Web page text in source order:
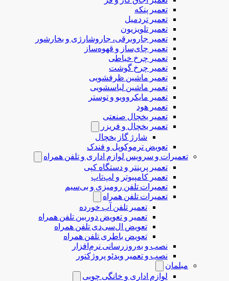
تعمیر پنکه
تعمیر تردمیل
تعمیر تلویزیون
تعمیر جاروبرقی، جاروشارژی و بخارشور
تعمیر چای‌ساز و قهوه‌ساز
تعمیر چرخ خیاطی
تعمیر چرخ گوشت
تعمیر ماشین ظرفشویی
تعمیر ماشین لباسشویی
تعمیر مایکروویو و توستر
تعمیر هود
تعمیر یخچال صنعتی
تعمیر یخچال و فریزر
شارژ گاز یخچال
تعویض ترموکوپل و فندک
تعمیرات و سرویس لوازم اداری و تلفن همراه
تعمیر پرینتر و دستگاه کپی
تعمیر کامپیوتر و لپ‌تاپ
تعمیرات تلفن رومیزی و بی‌سیم
تعمیرات تلفن همراه
تعمیر تلفن آب خورده
تعمیر و تعویض دوربین تلفن همراه
تعویض ال‌سی‌دی تلفن همراه
تعویض باطری تلفن همراه
نصب و به‌روزرسانی نرم‌افزار
نصب و تعمیر ویدئو پروژکتور
مبلمان
لوازم اداری و خانگی چوبی